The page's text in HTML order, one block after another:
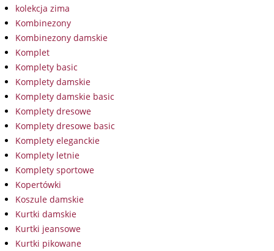
kolekcja zima
Kombinezony
Kombinezony damskie
Komplet
Komplety basic
Komplety damskie
Komplety damskie basic
Komplety dresowe
Komplety dresowe basic
Komplety eleganckie
Komplety letnie
Komplety sportowe
Kopertówki
Koszule damskie
Kurtki damskie
Kurtki jeansowe
Kurtki pikowane